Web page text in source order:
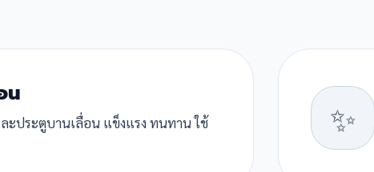
น
ะประตูบานเลื่อน แข็งแรง ทนทาน ใช้
✨